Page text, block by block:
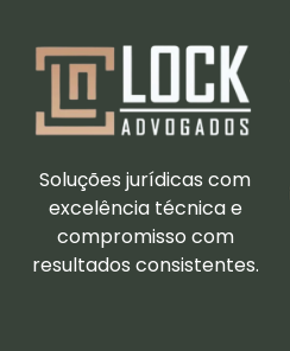
Soluções jurídicas com
excelência técnica e
compromisso com
resultados consistentes.